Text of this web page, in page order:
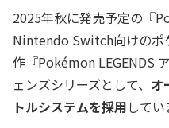
2025年秋に発売予定の『
Nintendo Switch向けのポ
作『Pokémon LEGENDS
ェンズシリーズとして、 オ
トルシステムを採用してい